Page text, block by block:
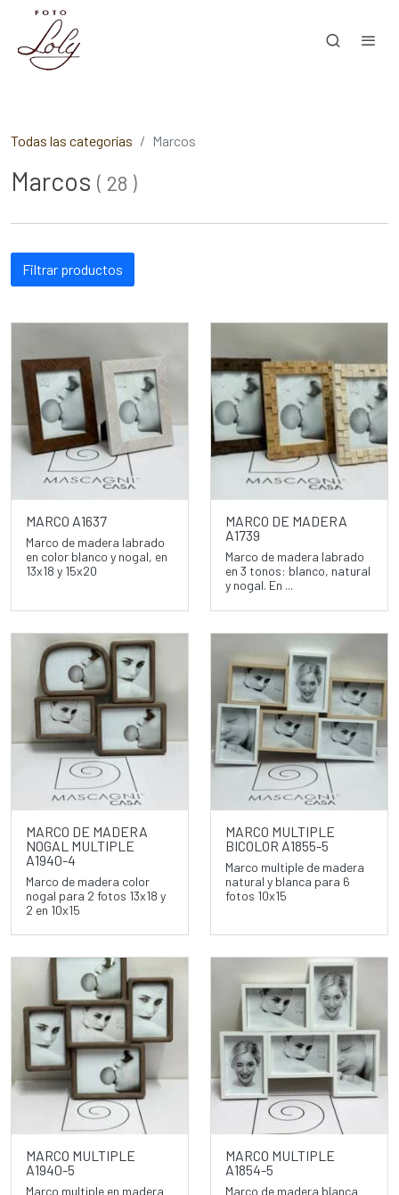
Todas las categorías Marcos
Marcos ( 28 )
Filtrar productos
MARCO A1637
Marco de madera labrado
en color blanco y nogal, en
13x18 y 15x20
MARCO DE MADERA
A1739
Marco de madera labrado
en 3 tonos: blanco, natural
y nogal. En ...
MARCO DE MADERA
NOGAL MULTIPLE
A1940-4
Marco de madera color
nogal para 2 fotos 13x18 y
2 en 10x15
MARCO MULTIPLE
BICOLOR A1855-5
Marco multiple de madera
natural y blanca para 6
fotos 10x15
MARCO MULTIPLE
A1940-5
Marco multiple en madera
MARCO MULTIPLE
A1854-5
Marco de madera blanca